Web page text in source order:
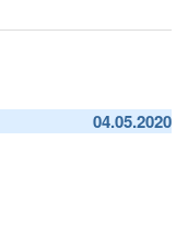
04.05.2020